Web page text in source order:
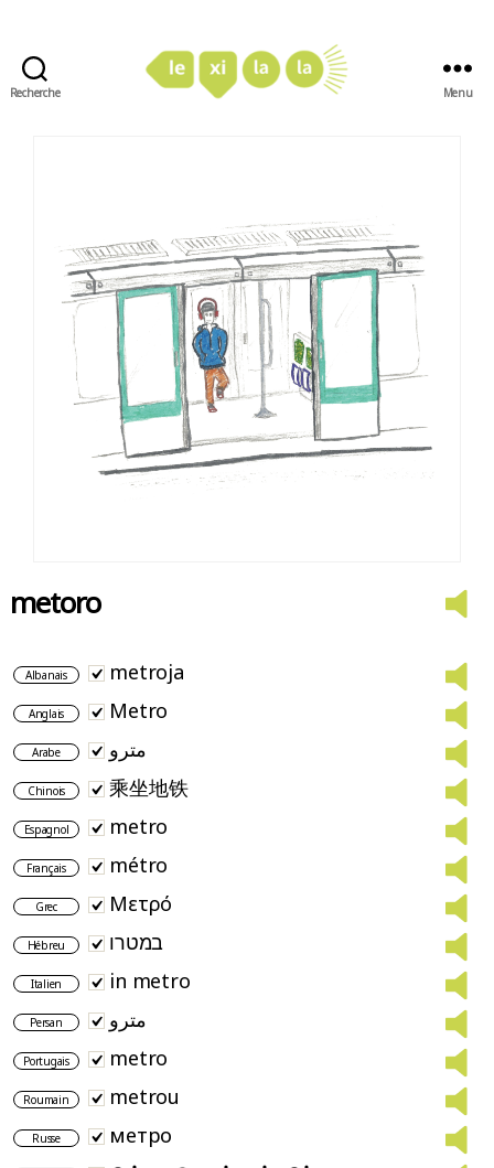
Recherche Menu
metoro
Albanais metroja
Anglais Metro
Arabe مترو
Chinois 乘坐地铁
Espagnol metro
Français métro
Grec Μετρό
Hébreu במטרו
Italien in metro
Persan مترو
Portugais metro
Roumain metrou
Russe метро